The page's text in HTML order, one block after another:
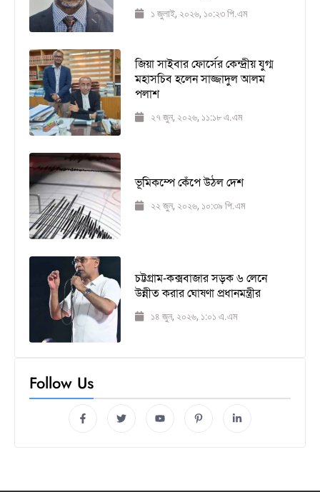
১ জুলাই, ২০২৬, ১০:২৩ পি.এম
জিয়া সাইবার ফোর্সের কেন্দ্রীয় যুগ্ম
মহাসচিব হলেন সাজ্জাদুল আলম
পলাশ
২৭ জুন, ২০২৬, ১১:১৮ এ.এম
ভূমিকম্পে কেঁপে উঠল দেশ
২২ জুন, ২০২৬, ১০:৩৯ পি.এম
চট্টগ্রাম-কক্সবাজার সড়ক ৬ লেনে
উন্নীত করার ঘোষণা প্রধানমন্ত্রীর
১৪ জুন, ২০২৬, ১:০১ এ.এম
Follow Us